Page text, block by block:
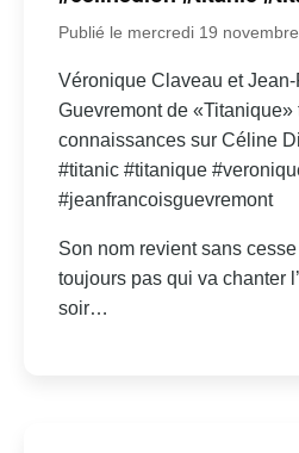
Publié le mercredi 19
Véronique Claveau et
Guevremont de «Titanique»
connaissances sur Céline
#titanic #titanique
#jeanfrancoisguevremont
Son nom revient sans
toujours pas qui va chanter
soir…